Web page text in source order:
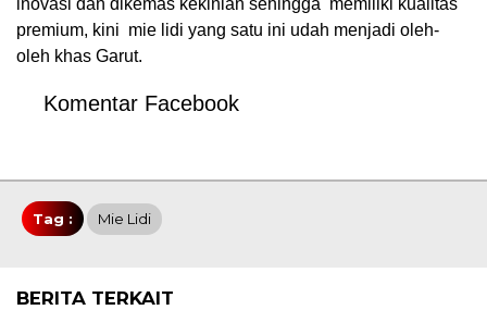
inovasi dan dikemas kekinian sehingga memiliki kualitas
premium, kini mie lidi yang satu ini udah menjadi oleh-
oleh khas Garut.
Komentar Facebook
Tag : Mie Lidi
BERITA TERKAIT